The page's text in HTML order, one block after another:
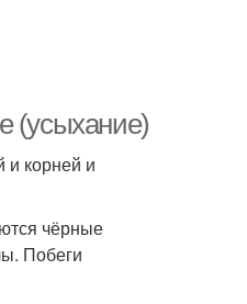
(усыхание)
и корней и
чёрные
Побеги